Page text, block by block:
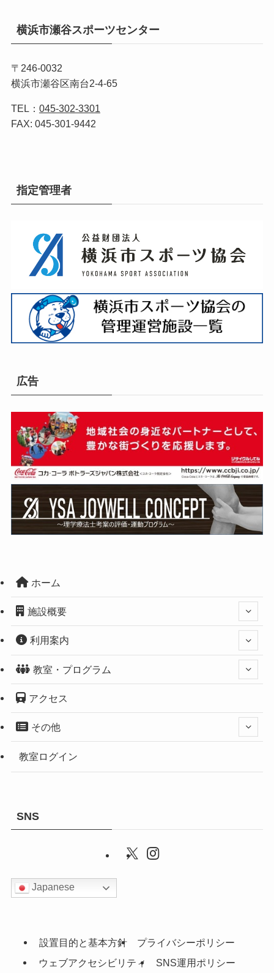
横浜市瀬谷スポーツセンター
〒246-0032
横浜市瀬谷区南台2-4-65
TEL： 045-302-3301
FAX: 045-301-9442
指定管理者
広告
ホーム
施設概要
利用案内
教室・プログラム
アクセス
その他
教室ログイン
SNS
Japanese
設置目的と基本方針
プライバシーポリシー
ウェブアクセシビリティ
SNS運用ポリシー